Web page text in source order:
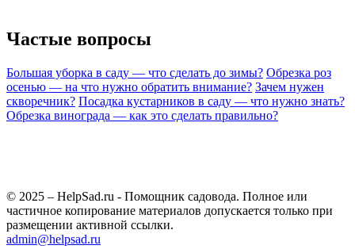
Частые вопросы
Большая уборка в саду — что сделать до зимы? Обрезка роз
осенью — на что нужно обратить внимание? Зачем нужен
скворечник? Посадка кустарников в саду — что нужно знать?
Обрезка винограда — как это сделать правильно?
© 2025 – HelpSad.ru - Помощник садовода. Полное или
частичное копирование материалов допускается только при
размещении активной ссылки.
admin@helpsad.ru